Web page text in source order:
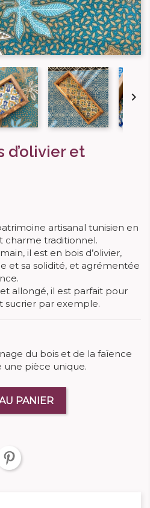

d’olivier et
artisanal tunisien en
traditionnel.
il est en bois d’olivier,
et sa solidité, et agrémentée
allongé, il est parfait pour
sucrier par exemple.
du bois et de la faïence
une pièce unique.
PANIER